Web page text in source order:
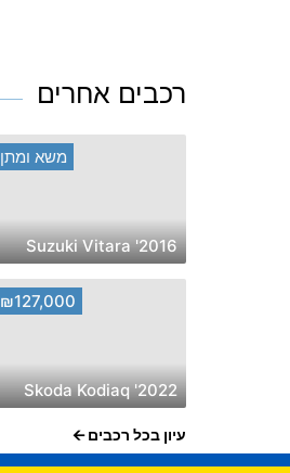
רכבים אחרים
משא ומתן
2016' Suzuki Vitara
₪127,000
2022' Skoda Kodiaq
עיון בכל רכבים